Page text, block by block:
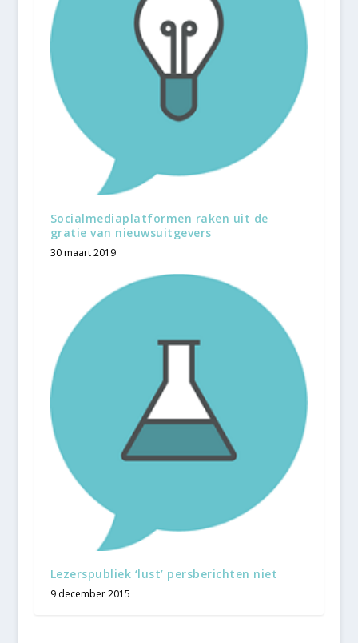
Socialmediaplatformen raken uit de
gratie van nieuwsuitgevers
30 maart 2019
Lezerspubliek ‘lust’ persberichten niet
9 december 2015